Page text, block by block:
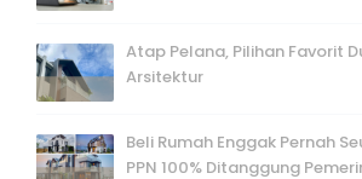
Atap Pelana, Pilihan Favorit
Arsitektur
Beli Rumah Enggak Pernah
PPN 100% Ditanggung